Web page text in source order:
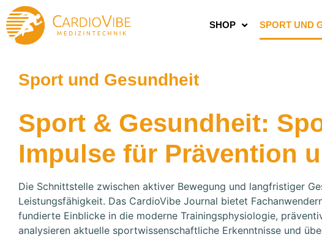
SHOP SPORT UND
Sport und Gesundheit
Sport & Gesundheit:
Impulse für Prävention
Die Schnittstelle zwischen aktiver Bewegung und langfristiger
Leistungsfähigkeit. Das CardioVibe Journal bietet
fundierte Einblicke in die moderne Trainingsphysiologie,
analysieren aktuelle sportwissenschaftliche Erkenntnisse und